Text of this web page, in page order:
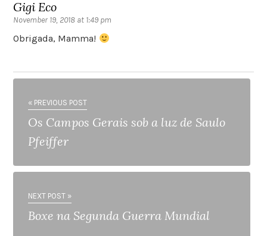
Gigi Eco
November 19, 2018 at 1:49 pm
Obrigada, Mamma!
« PREVIOUS POST
Os Campos Gerais sob a luz de Saulo
Pfeiffer
NEXT POST »
Boxe na Segunda Guerra Mundial